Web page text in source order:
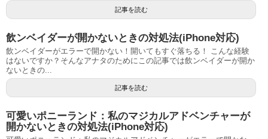
記事を読む
飲ンベイダーが開かないときの対処法(iPhone対応)
飲ンベイダーがエラーで開かない！開いてもすぐ落ちる！ こんな経験
はないですか？そんなアナタのためにこの記事では飲ンベイダーが開か
ないときの...
記事を読む
可愛いポニーランド：私のマジカルアドベンチャーが
開かないときの対処法(iPhone対応)